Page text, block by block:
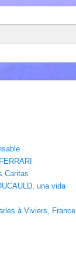
Caritas
una vida
à Viviers, France